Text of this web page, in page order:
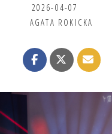
2026-04-07
AGATA ROKICKA